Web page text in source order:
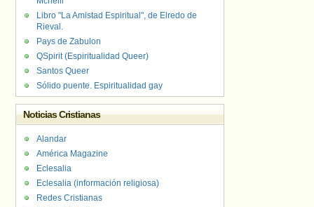
Libro "La Amistad Espiritual", de Elredo de
Rieval.
Pays de Zabulon
QSpirit (Espiritualidad Queer)
Santos Queer
Sólido puente. Espiritualidad gay
Noticias Cristianas
Alandar
América Magazine
Eclesalia
Eclesalia (información religiosa)
Redes Cristianas